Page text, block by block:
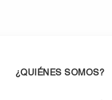
¿QUIÉNES SOMOS?